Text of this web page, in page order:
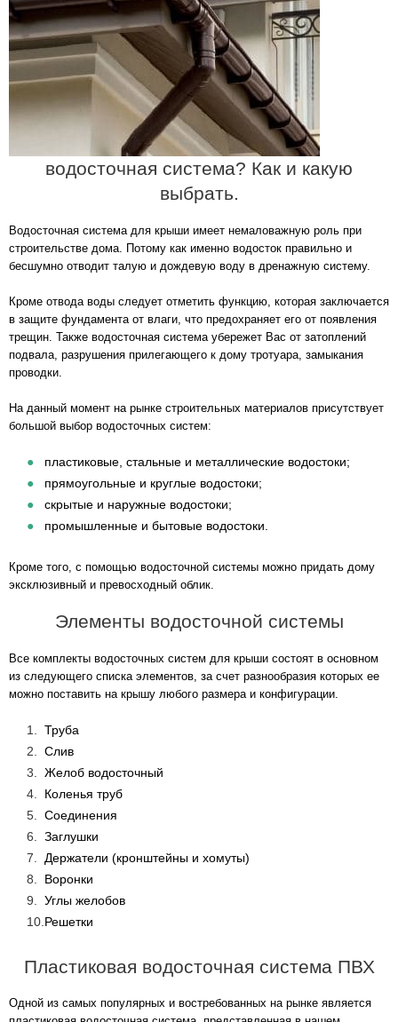
водосточная система? Как и какую
выбрать.
Водосточная система для крыши имеет немаловажную роль при
строительстве дома. Потому как именно водосток правильно и
бесшумно отводит талую и дождевую воду в дренажную систему.
Кроме отвода воды следует отметить функцию, которая заключается
в защите фундамента от влаги, что предохраняет его от появления
трещин. Также водосточная система убережет Вас от затоплений
подвала, разрушения прилегающего к дому тротуара, замыкания
проводки.
На данный момент на рынке строительных материалов присутствует
большой выбор водосточных систем:
пластиковые, стальные и металлические водостоки;
прямоугольные и круглые водостоки;
скрытые и наружные водостоки;
промышленные и бытовые водостоки.
Кроме того, с помощью водосточной системы можно придать дому
эксклюзивный и превосходный облик.
Элементы водосточной системы
Все комплекты водосточных систем для крыши состоят в основном
из следующего списка элементов, за счет разнообразия которых ее
можно поставить на крышу любого размера и конфигурации.
Труба
Слив
Желоб водосточный
Коленья труб
Соединения
Заглушки
Держатели (кронштейны и хомуты)
Воронки
Углы желобов
Решетки
Пластиковая водосточная система ПВХ
Одной из самых популярных и востребованных на рынке является